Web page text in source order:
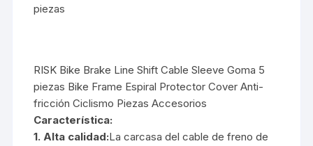
piezas
RISK Bike Brake Line Shift Cable Sleeve Goma 5
piezas Bike Frame Espiral Protector Cover Anti-
fricción Ciclismo Piezas Accesorios
Característica:
1. Alta calidad:La carcasa del cable de freno de